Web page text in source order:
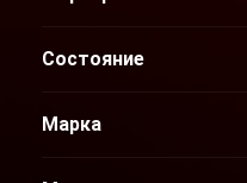
"AGP" пропонує нові
відповідають
Состояние
Марка